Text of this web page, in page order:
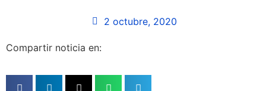
2 octubre, 2020
Compartir noticia en: